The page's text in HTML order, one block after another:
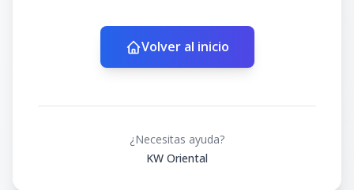
Volver al inicio
¿Necesitas ayuda?
KW Oriental